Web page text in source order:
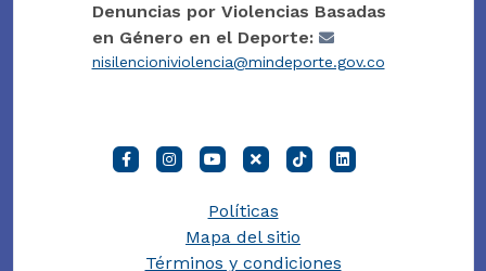
Denuncias por Violencias Basadas
en Género en el Deporte:
nisilencioniviolencia@mindeporte.gov.co
Políticas
Mapa del sitio
Términos y condiciones